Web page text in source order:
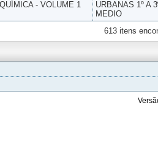
- VOLUME 1
URBANAS 1º A
MEDIO
613 itens